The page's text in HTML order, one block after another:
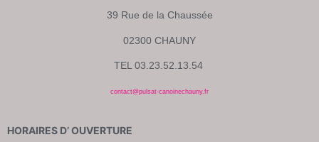
39 Rue de la Chaussée
02300 CHAUNY
TEL 03.23.52.13.54
contact@pulsat-canoinechauny.fr
HORAIRES D’ OUVERTURE